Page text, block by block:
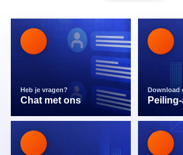
Heb je vragen?
Chat met ons
Download